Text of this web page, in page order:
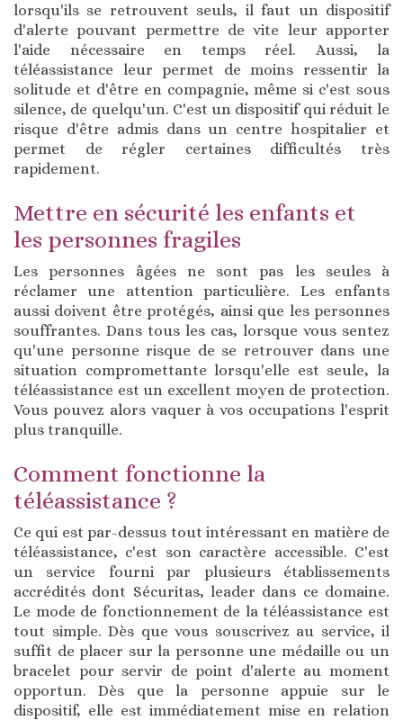
lorsqu'ils se retrouvent seuls, il faut un dispositif
d'alerte pouvant permettre de vite leur apporter
l'aide nécessaire en temps réel. Aussi, la
téléassistance leur permet de moins ressentir la
solitude et d'être en compagnie, même si c'est sous
silence, de quelqu'un. C'est un dispositif qui réduit le
risque d'être admis dans un centre hospitalier et
permet de régler certaines difficultés très
rapidement.
Mettre en sécurité les enfants et
les personnes fragiles
Les personnes âgées ne sont pas les seules à
réclamer une attention particulière. Les enfants
aussi doivent être protégés, ainsi que les personnes
souffrantes. Dans tous les cas, lorsque vous sentez
qu'une personne risque de se retrouver dans une
situation compromettante lorsqu'elle est seule, la
téléassistance est un excellent moyen de protection.
Vous pouvez alors vaquer à vos occupations l'esprit
plus tranquille.
Comment fonctionne la
téléassistance ?
Ce qui est par-dessus tout intéressant en matière de
téléassistance, c'est son caractère accessible. C'est
un service fourni par plusieurs établissements
accrédités dont Sécuritas, leader dans ce domaine.
Le mode de fonctionnement de la téléassistance est
tout simple. Dès que vous souscrivez au service, il
suffit de placer sur la personne une médaille ou un
bracelet pour servir de point d'alerte au moment
opportun. Dès que la personne appuie sur le
dispositif, elle est immédiatement mise en relation